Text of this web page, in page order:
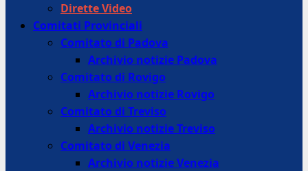
Dirette Video
Comitati Provinciali
Comitato di Padova
Archivio notizie Padova
Comitato di Rovigo
Archivio notizie Rovigo
Comitato di Treviso
Archivio notizie Treviso
Comitato di Venezia
Archivio notizie Venezia